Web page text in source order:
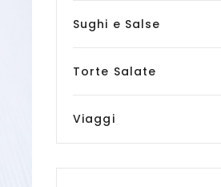
Sughi e Salse
Torte Salate
Viaggi